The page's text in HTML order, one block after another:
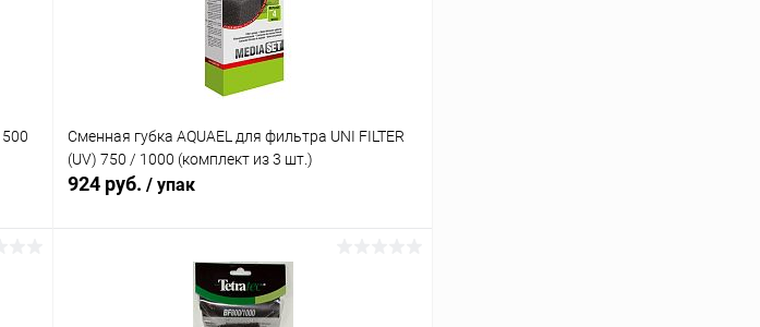
Сменная губка AQUAEL для фильтра UNI FILTER
(UV) 750 / 1000 (комплект из 3 шт.)
924 руб. / упак
В корзину